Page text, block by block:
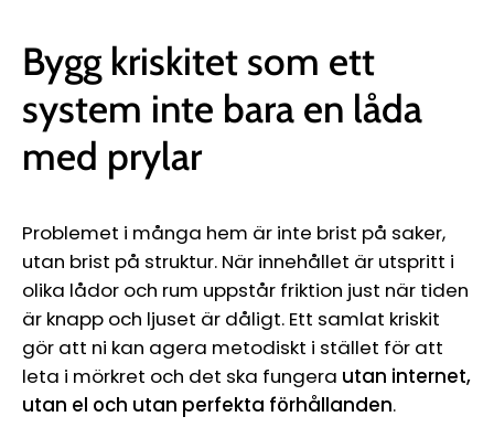
Bygg kriskitet som ett
system inte bara en låda
med prylar
Problemet i många hem är inte brist på saker,
utan brist på struktur. När innehållet är utspritt i
olika lådor och rum uppstår friktion just när tiden
är knapp och ljuset är dåligt. Ett samlat kriskit
gör att ni kan agera metodiskt i stället för att
leta i mörkret och det ska fungera utan internet,
utan el och utan perfekta förhållanden.